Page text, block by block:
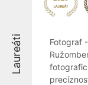
Laureáti
Fotograf